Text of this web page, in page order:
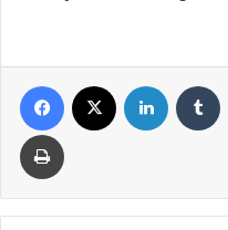
Facebook LinkedIn
Yazdır